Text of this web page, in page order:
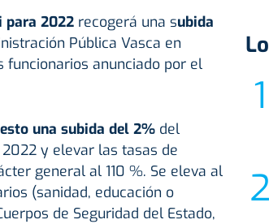
para 2022recogerá una subida
Pública Vasca en
anunciado por el
una subida del 2%del
y elevar las tasas de
general al 110 %. Se eleva al
(sanidad, educación o
de Seguridad del Estado,
Lo